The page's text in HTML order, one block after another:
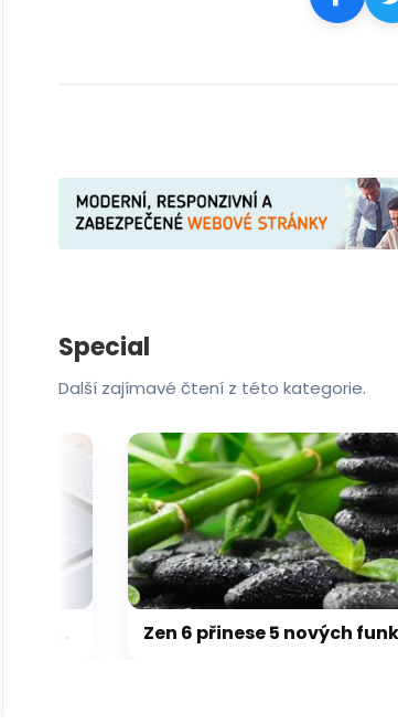
galerie: cviky
Special
Další zajímavé čtení z této kategorie.
Zen 6 přinese 5